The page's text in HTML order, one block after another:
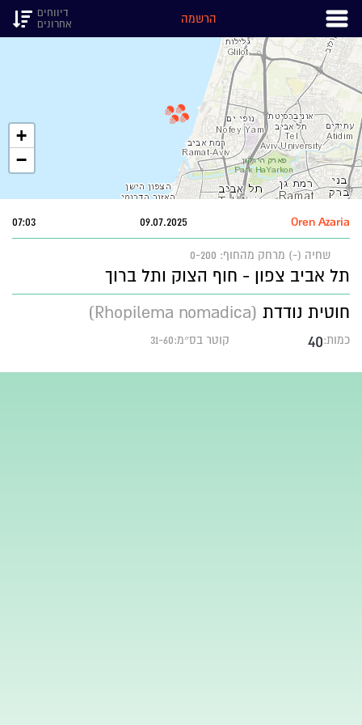
הרשמה
דיווחים
אחרונים
+
−
Oren Azaria
09.07.2025
07:03
שחיה (-) מרחק מהחוף: 0-200
תל אביב צפון - חוף הצוק ותל ברוך
חוטית נודדת (Rhopilema nomadica)
כמות:40 קוטר בס״מ:31-60